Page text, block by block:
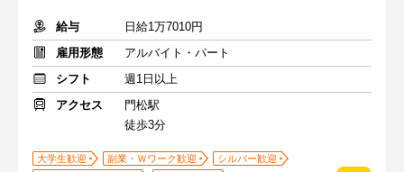
給与
日給1万7010円
雇用形態
アルバイト・パート
シフト
週1日以上
アクセス
門松駅
徒歩3分
大学生歓迎 副業・Ｗワーク歓迎
シルバー歓迎